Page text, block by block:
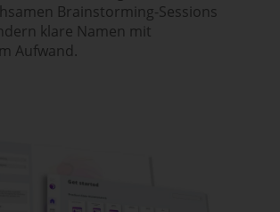
Brainstorming-Sessions
klare Namen mit
Aufwand.